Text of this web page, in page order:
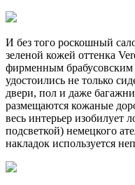
И без того роскошный
зеленой кожей оттенка
фирменным
удостоились не только
двери, пол и даже
размещаются кожаные
весь интерьер изобилует
подсветкой) немецкого
накладок используется